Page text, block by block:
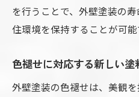
を行うことで、外壁塗装の
住環境を保持することが可能
色褪せに対応する新しい塗
外壁塗装の色褪せは、美観